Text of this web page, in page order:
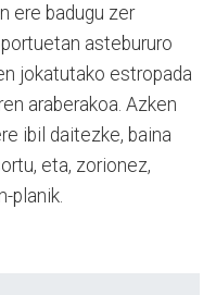
ere badugu zer
astebururo
jokatutako estropada
araberakoa. Azken
ibil daitezke, baina
eta, zorionez,
planik.